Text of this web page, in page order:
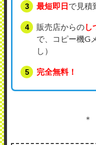
最短即日で見積
販売店からのし
で、コピー機G
し）
完全無料！